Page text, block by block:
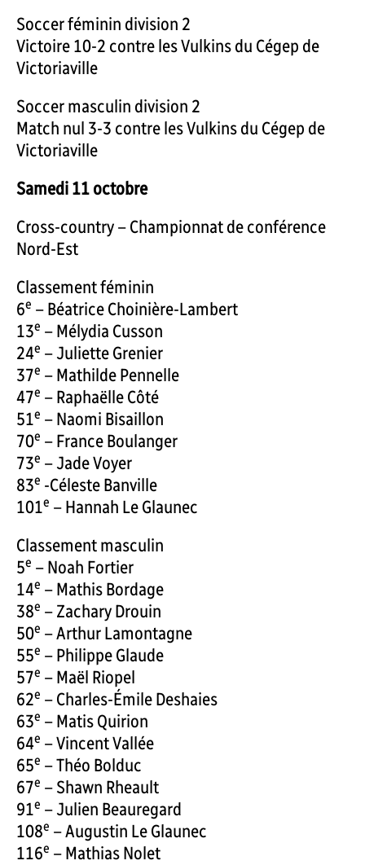
Soccer féminin division 2
Victoire 10-2 contre les Vulkins du Cégep de
Victoriaville
Soccer masculin division 2
Match nul 3-3 contre les Vulkins du Cégep de
Victoriaville
Samedi 11 octobre
Cross-country – Championnat de conférence
Nord-Est
Classement féminin
6e – Béatrice Choinière-Lambert
13e – Mélydia Cusson
24e – Juliette Grenier
37e – Mathilde Pennelle
47e – Raphaëlle Côté
51e – Naomi Bisaillon
70e – France Boulanger
73e – Jade Voyer
83e -Céleste Banville
101e – Hannah Le Glaunec
Classement masculin
5e – Noah Fortier
14e – Mathis Bordage
38e – Zachary Drouin
50e – Arthur Lamontagne
55e – Philippe Glaude
57e – Maël Riopel
62e – Charles-Émile Deshaies
63e – Matis Quirion
64e – Vincent Vallée
65e – Théo Bolduc
67e – Shawn Rheault
91e – Julien Beauregard
108e – Augustin Le Glaunec
116e – Mathias Nolet